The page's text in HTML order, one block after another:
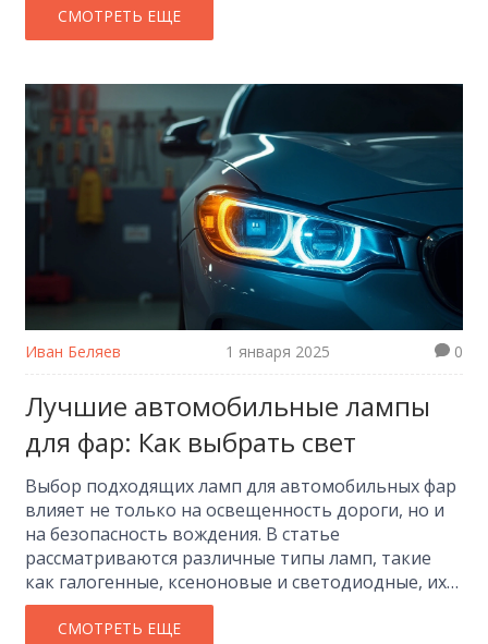
СМОТРЕТЬ ЕЩЕ
Иван Беляев 1 января 2025 0
Лучшие автомобильные лампы
для фар: Как выбрать свет
Выбор подходящих ламп для автомобильных фар
влияет не только на освещенность дороги, но и
на безопасность вождения. В статье
рассматриваются различные типы ламп, такие
как галогенные, ксеноновые и светодиодные, их
основные преимущества и недостатки. Также
освещены советы по уходу за фарами и
СМОТРЕТЬ ЕЩЕ